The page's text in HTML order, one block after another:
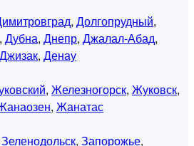
, Долгопрудный,
, Дубна, Днепр, Джалал-Абад,
Джизак, Денау
, Железногорск, Жуковск,
, Жанатас
Зеленодольск, Запорожье,